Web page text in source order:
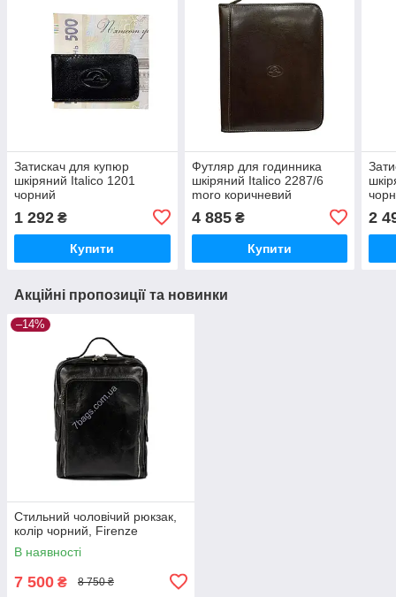
Затискач для купюр
шкіряний Italico 1201
чорний
1 292 ₴
Купити
Футляр для годинника
шкіряний Italico 2287/6
moro коричневий
4 885₴
Купити
2
Акційні пропозиції та новинки
–14%
Стильний чоловічий рюкзак,
колір чорний, Firenze
В наявності
7 500 ₴ 8 750 ₴